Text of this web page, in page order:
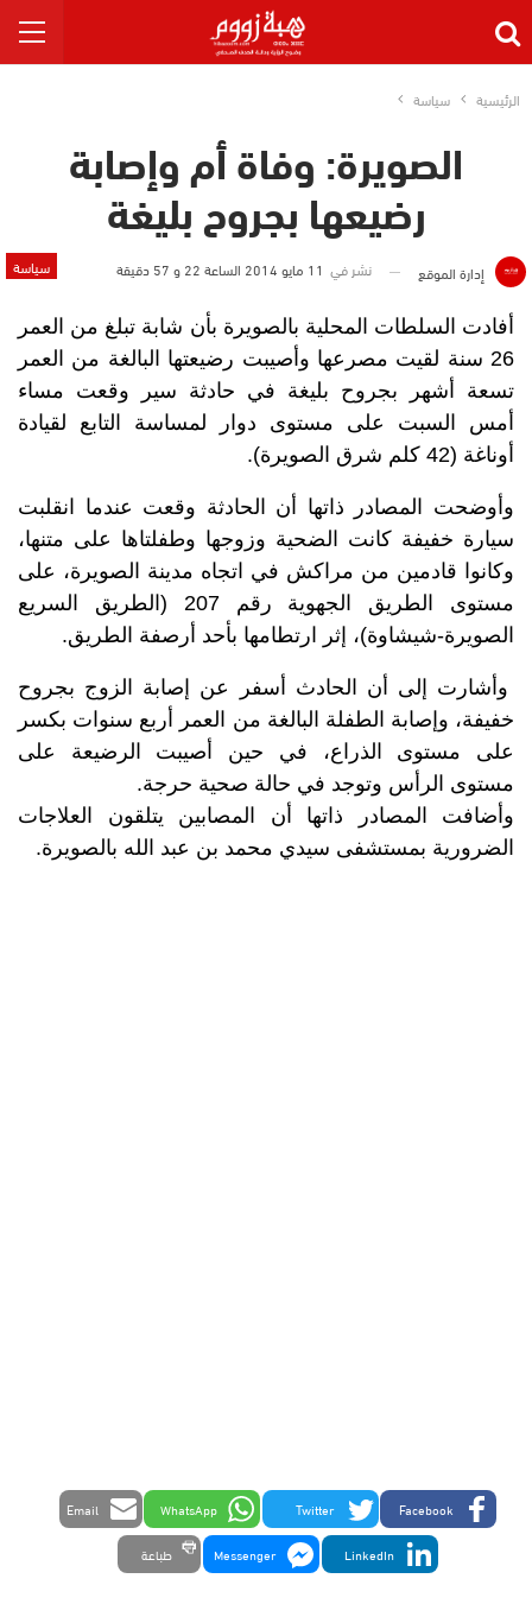
الرئيسية سياسة
الصويرة: وفاة أم وإصابة
رضيعها بجروح بليغة
سياسة إدارة الموقع نشر في 11 مايو 2014 الساعة 22 و 57 دقيقة
أفادت السلطات المحلية بالصويرة بأن شابة تبلغ من العمر
26 سنة لقيت مصرعها وأصيبت رضيعتها البالغة من العمر
تسعة أشهر بجروح بليغة في حادثة سير وقعت مساء
أمس السبت على مستوى دوار لمساسة التابع لقيادة
أوناغة (42 كلم شرق الصويرة).
وأوضحت المصادر ذاتها أن الحادثة وقعت عندما انقلبت
سيارة خفيفة كانت الضحية وزوجها وطفلتاها على متنها،
وكانوا قادمين من مراكش في اتجاه مدينة الصويرة، على
مستوى الطريق الجهوية رقم 207 (الطريق السريع
الصويرة-شيشاوة)، إثر ارتطامها بأحد أرصفة الطريق.
وأشارت إلى أن الحادث أسفر عن إصابة الزوج بجروح
خفيفة، وإصابة الطفلة البالغة من العمر أربع سنوات بكسر
على مستوى الذراع، في حين أصيبت الرضيعة على
مستوى الرأس وتوجد في حالة صحية حرجة.
وأضافت المصادر ذاتها أن المصابين يتلقون العلاجات
الضرورية بمستشفى سيدي محمد بن عبد الله بالصويرة.
Facebook
Twitter
WhatsApp
Email
LinkedIn
Messenger طباعة